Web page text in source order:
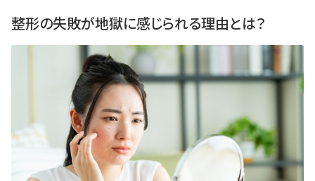
整形の失敗が地獄に感じられる理由とは？